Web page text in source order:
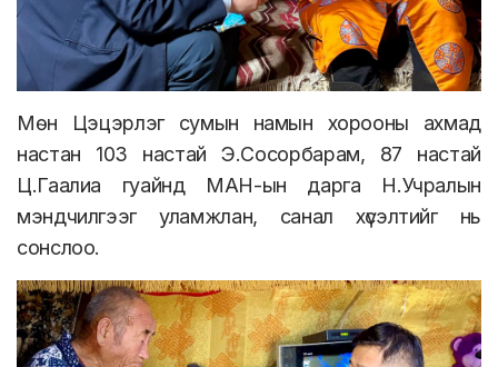
Мөн Цэцэрлэг сумын намын хорооны ахмад
настан 103 настай Э.Сосорбарам, 87 настай
Ц.Гаалиа гуайнд МАН-ын дарга Н.Учралын
мэндчилгээг уламжлан, санал хүсэлтийг нь
сонслоо.